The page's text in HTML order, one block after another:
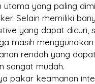
utama yang paling
Selain memiliki
yang dapat dicuri,
masih menggunakan
rendah yang
sangat mudah.
pakar keamanan
Anda
Anda